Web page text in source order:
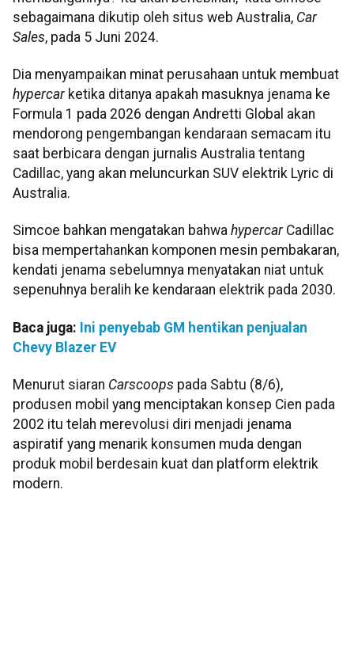
sebagaimana dikutip oleh situs web Australia, Car
Sales, pada 5 Juni 2024.
Dia menyampaikan minat perusahaan untuk membuat
hypercarketika ditanya apakah masuknya jenama ke
Formula 1 pada 2026 dengan Andretti Global akan
mendorong pengembangan kendaraan semacam itu
saat berbicara dengan jurnalis Australia tentang
Cadillac, yang akan meluncurkan SUV elektrik Lyric di
Australia.
Simcoe bahkan mengatakan bahwa hypercarCadillac
bisa mempertahankan komponen mesin pembakaran,
kendati jenama sebelumnya menyatakan niat untuk
sepenuhnya beralih ke kendaraan elektrik pada 2030.
Baca juga: Ini penyebab GM hentikan penjualan
Chevy Blazer EV
Menurut siaran Carscoops pada Sabtu (8/6),
produsen mobil yang menciptakan konsep Cien pada
2002 itu telah merevolusi diri menjadi jenama
aspiratif yang menarik konsumen muda dengan
produk mobil berdesain kuat dan platform elektrik
modern.